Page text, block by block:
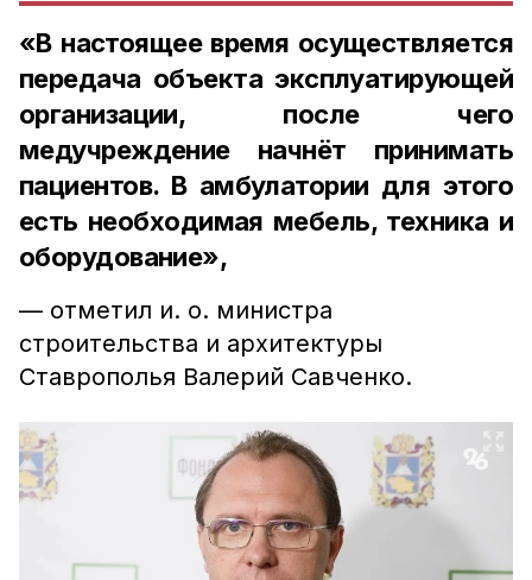
«В настоящее время осуществляется
передача объекта эксплуатирующей
организации, после чего
медучреждение начнёт принимать
пациентов. В амбулатории для этого
есть необходимая мебель, техника и
оборудование»,
— отметил и. о. министра
строительства и архитектуры
Ставрополья Валерий Савченко.